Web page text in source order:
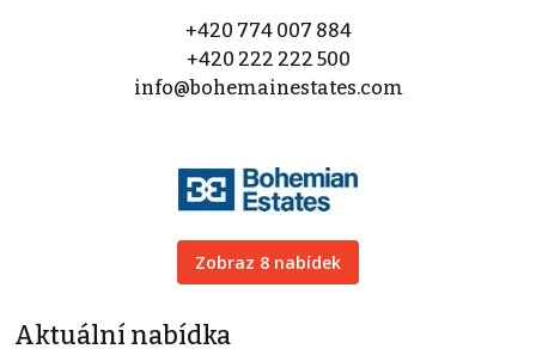
+420 774 007 884
+420 222 222 500
info@bohemainestates.com
Zobraz 8 nabídek
Aktuální nabídka